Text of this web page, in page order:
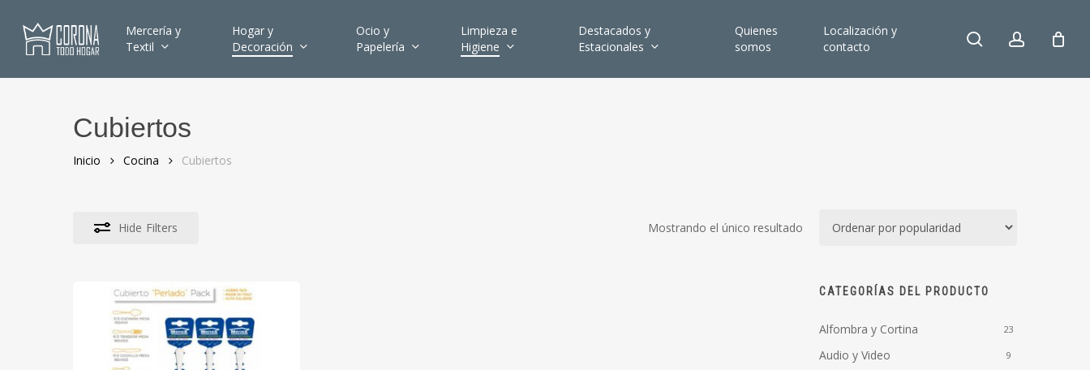
Mercería y
Textil
Hogar y
Decoración
Ocio y
Papelería
Limpieza e
Higiene
Destacados y
Estacionales
Quienes
somos
Localización y
contacto
search account
Cubiertos
Inicio Cocina Cubiertos
Hide Filters Mostrando el único resultado
CATEGORÍAS DEL PRODUCTO
Alfombra y Cortina 23
Audio y Video 9